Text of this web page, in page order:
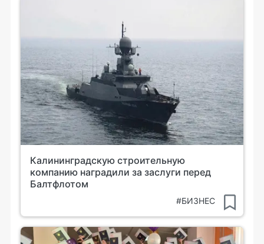
Калининградскую строительную
компанию наградили за заслуги перед
Балтфлотом
#БИЗНЕС